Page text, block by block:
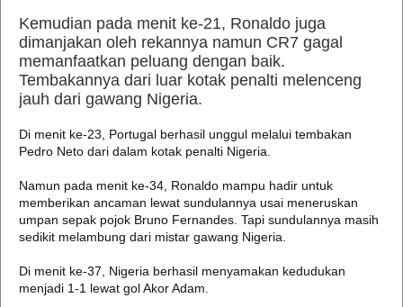
Kemudian pada menit ke-21, Ronaldo juga
dimanjakan oleh rekannya namun CR7 gagal
memanfaatkan peluang dengan baik.
Tembakannya dari luar kotak penalti melenceng
jauh dari gawang Nigeria.
Di menit ke-23, Portugal berhasil unggul melalui tembakan
Pedro Neto dari dalam kotak penalti Nigeria.
Namun pada menit ke-34, Ronaldo mampu hadir untuk
memberikan ancaman lewat sundulannya usai meneruskan
umpan sepak pojok Bruno Fernandes. Tapi sundulannya masih
sedikit melambung dari mistar gawang Nigeria.
Di menit ke-37, Nigeria berhasil menyamakan kedudukan
menjadi 1-1 lewat gol Akor Adam.